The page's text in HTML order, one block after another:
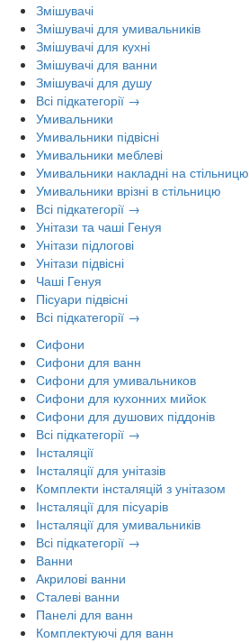
Змішувачі
Змішувачі для умивальників
Змішувачі для кухні
Змішувачі для ванни
Змішувачі для душу
Всі підкатегорії →
Умивальники
Умивальники підвісні
Умивальники меблеві
Умивальники накладні на стільницю
Умивальники врізні в стільницю
Всі підкатегорії →
Унітази та чаші Генуя
Унітази підлогові
Унітази підвісні
Чаші Генуя
Пісуари підвісні
Всі підкатегорії →
Сифони
Сифони для ванн
Сифони для умивальников
Сифони для кухонних мийок
Сифони для душових піддонів
Всі підкатегорії →
Інсталяції
Інсталяції для унітазів
Комплекти інсталяцій з унітазом
Інсталяції для пісуарів
Інсталяції для умивальників
Всі підкатегорії →
Ванни
Акрилові ванни
Сталеві ванни
Панелі для ванн
Комплектуючі для ванн